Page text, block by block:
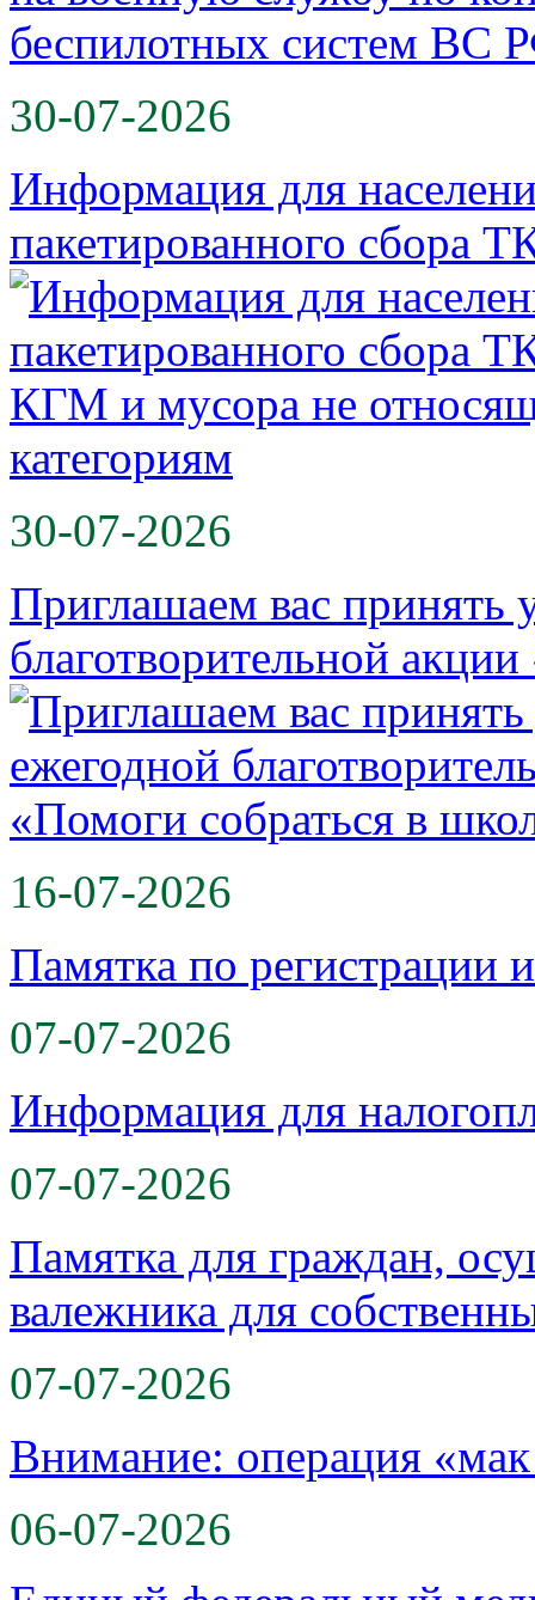
30-07-2026
Информация для
пакетированного сбора
30-07-2026
Приглашаем вас принять
благотворительной
16-07-2026
Памятка по
07-07-2026
Информация для
07-07-2026
Памятка для граждан,
валежника для
07-07-2026
Внимание: операция
06-07-2026